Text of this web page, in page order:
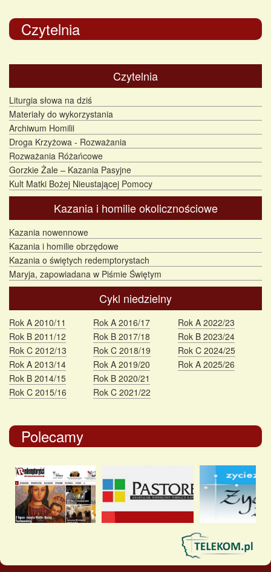
Czytelnia
Czytelnia
Liturgia słowa na dziś
Materiały do wykorzystania
Archiwum Homilii
Droga Krzyżowa - Rozważania
Rozważania Różańcowe
Gorzkie Żale – Kazania Pasyjne
Kult Matki Bożej Nieustającej Pomocy
Kazania i homilie okolicznościowe
Kazania nowennowe
Kazania i homilie obrzędowe
Kazania o świętych redemptorystach
Maryja, zapowiadana w Piśmie Świętym
Cykl niedzielny
Rok A 2010/11
Rok B 2011/12
Rok C 2012/13
Rok A 2013/14
Rok B 2014/15
Rok C 2015/16
Rok A 2016/17
Rok B 2017/18
Rok C 2018/19
Rok A 2019/20
Rok B 2020/21
Rok C 2021/22
Rok A 2022/23
Rok B 2023/24
Rok C 2024/25
Rok A 2025/26
Polecamy